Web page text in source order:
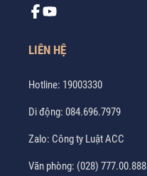
LIÊN HỆ
Hotline: 19003330
Di động: 084.696.7979
Zalo: Công ty Luật ACC
Văn phòng: (028) 777.00.888